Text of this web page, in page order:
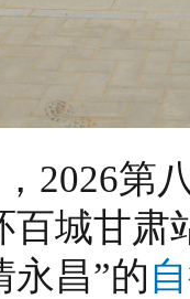
2026第
百城甘肃
永昌”的